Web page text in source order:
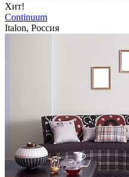
Хит!
Continuum
Italon, Россия